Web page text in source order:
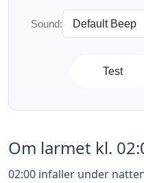
Sound:
Test
Om larmet kl.
02:00 infaller under